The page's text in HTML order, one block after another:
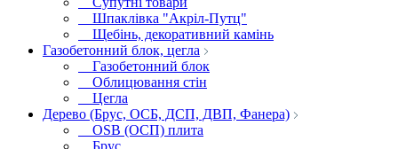
Шпаклівка "Акріл-Путц"
Щебінь, декоративний камінь
Газобетонний блок, цегла
Газобетонний блок
Облицювання стін
Цегла
Дерево (Брус, ОСБ, ДСП, ДВП, Фанера)
OSB (ОСП) плита
Брус